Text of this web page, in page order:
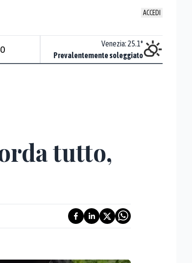
ACCEDI
Venezia: 25.1°
Prevalentemente soleggiato
tutto,